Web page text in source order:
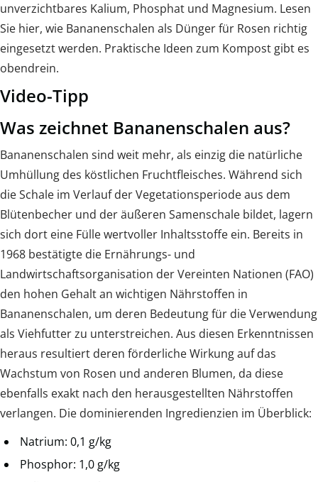
unverzichtbares Kalium, Phosphat und Magnesium. Lesen
Sie hier, wie Bananenschalen als Dünger für Rosen richtig
eingesetzt werden. Praktische Ideen zum Kompost gibt es
obendrein.
Video-Tipp
Was zeichnet Bananenschalen aus?
Bananenschalen sind weit mehr, als einzig die natürliche
Umhüllung des köstlichen Fruchtfleisches. Während sich
die Schale im Verlauf der Vegetationsperiode aus dem
Blütenbecher und der äußeren Samenschale bildet, lagern
sich dort eine Fülle wertvoller Inhaltsstoffe ein. Bereits in
1968 bestätigte die Ernährungs- und
Landwirtschaftsorganisation der Vereinten Nationen (FAO)
den hohen Gehalt an wichtigen Nährstoffen in
Bananenschalen, um deren Bedeutung für die Verwendung
als Viehfutter zu unterstreichen. Aus diesen Erkenntnissen
heraus resultiert deren förderliche Wirkung auf das
Wachstum von Rosen und anderen Blumen, da diese
ebenfalls exakt nach den herausgestellten Nährstoffen
verlangen. Die dominierenden Ingredienzien im Überblick:
Natrium: 0,1 g/kg
Phosphor: 1,0 g/kg